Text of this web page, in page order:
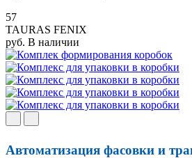
57
TAURAS FENIX
руб. В наличии
Автоматизация фасовки и